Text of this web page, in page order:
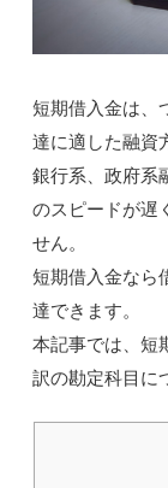
短期借入金は、
達に適した融資
銀行系、政府系
のスピードが遅
せん。
短期借入金なら
達できます。
本記事では、短
訳の勘定科目に